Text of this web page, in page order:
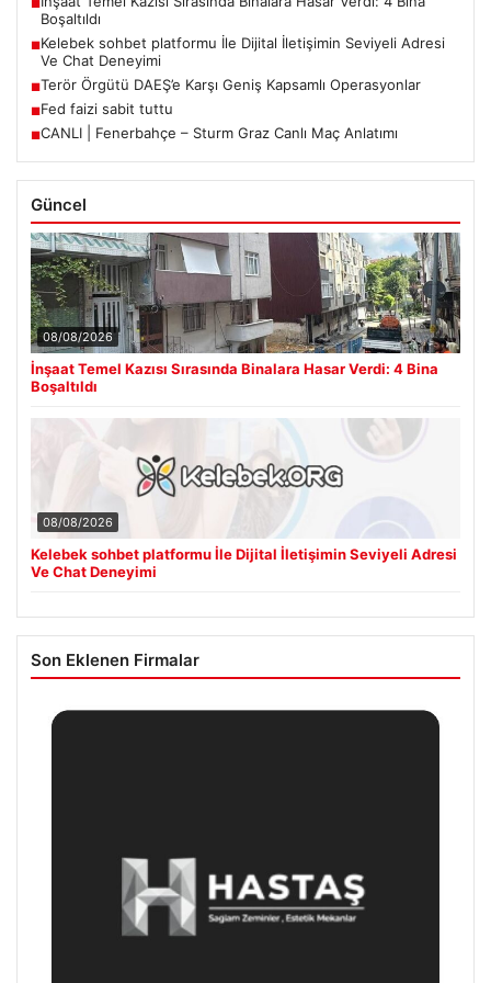
■
Boşaltıldı
■Kelebek sohbet platformu İle Dijital İletişimin Seviyeli Adresi
Ve Chat Deneyimi
■Terör Örgütü DAEŞ’e Karşı Geniş Kapsamlı Operasyonlar
■Fed faizi sabit tuttu
■CANLI | Fenerbahçe – Sturm Graz Canlı Maç Anlatımı
Güncel
08/08/2026
İnşaat Temel Kazısı Sırasında Binalara Hasar Verdi: 4 Bina
Boşaltıldı
08/08/2026
Kelebek sohbet platformu İle Dijital İletişimin Seviyeli Adresi
Ve Chat Deneyimi
Son Eklenen Firmalar